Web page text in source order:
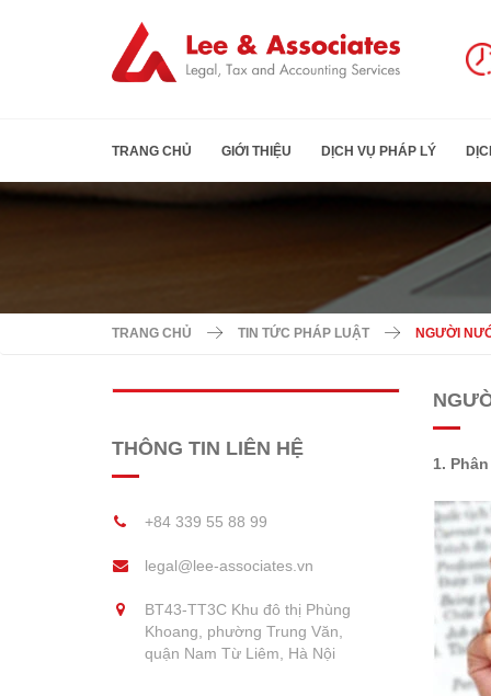
TRANG CHỦ GIỚI THIỆU DỊCH VỤ PHÁP LÝ
TRANG CHỦ TIN TỨC PHÁP LUẬT NGƯỜI
1.
THÔNG TIN LIÊN HỆ
+84 339 55 88 99
legal@lee-associates.vn
BT43-TT3C Khu đô thị Phùng
Khoang, phường Trung Văn,
quận Nam Từ Liêm, Hà Nội